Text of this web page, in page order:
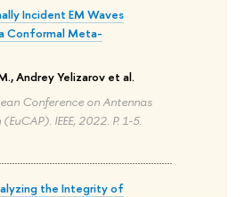
Incident EM Waves
Conformal Meta-
Andrey Yelizarov et al.
Conference on Antennas
IEEE, 2022. P. 1-5.
the Integrity of